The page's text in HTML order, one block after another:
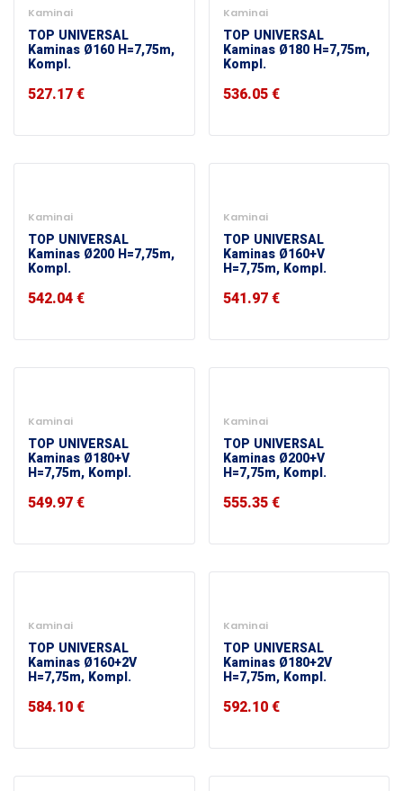
Kaminai
TOP UNIVERSAL
Kaminas Ø160 H=7,75m,
Kompl.
527.17€
Kaminai
TOP UNIVERSAL
Kaminas Ø180 H=7,75m,
Kompl.
536.05€
Kaminai
TOP UNIVERSAL
Kaminas Ø200 H=7,75m,
Kompl.
542.04€
Kaminai
TOP UNIVERSAL
Kaminas Ø160+V
H=7,75m, Kompl.
541.97€
Kaminai
TOP UNIVERSAL
Kaminas Ø180+V
H=7,75m, Kompl.
549.97€
Kaminai
TOP UNIVERSAL
Kaminas Ø200+V
H=7,75m, Kompl.
555.35€
Kaminai
TOP UNIVERSAL
Kaminas Ø160+2V
H=7,75m, Kompl.
584.10€
Kaminai
TOP UNIVERSAL
Kaminas Ø180+2V
H=7,75m, Kompl.
592.10€